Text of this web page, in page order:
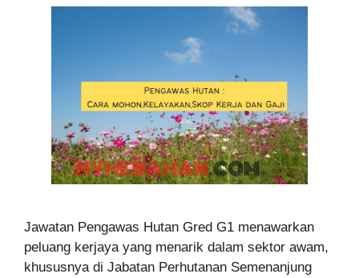
Jawatan Pengawas Hutan Gred G1 menawarkan
peluang kerjaya yang menarik dalam sektor awam,
khususnya di Jabatan Perhutanan Semenanjung